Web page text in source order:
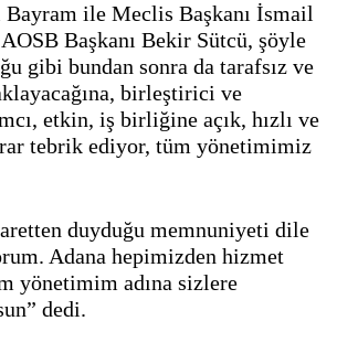
Bayram ile Meclis Başkanı İsmail
Başkanı Bekir Sütcü, şöyle
gibi bundan sonra da tarafsız ve
birleştirici ve
etkin, iş birliğine açık, hızlı ve
tebrik ediyor, tüm yönetimimiz
duyduğu memnuniyeti dile
Adana hepimizden hizmet
yönetimim adına sizlere
dedi.